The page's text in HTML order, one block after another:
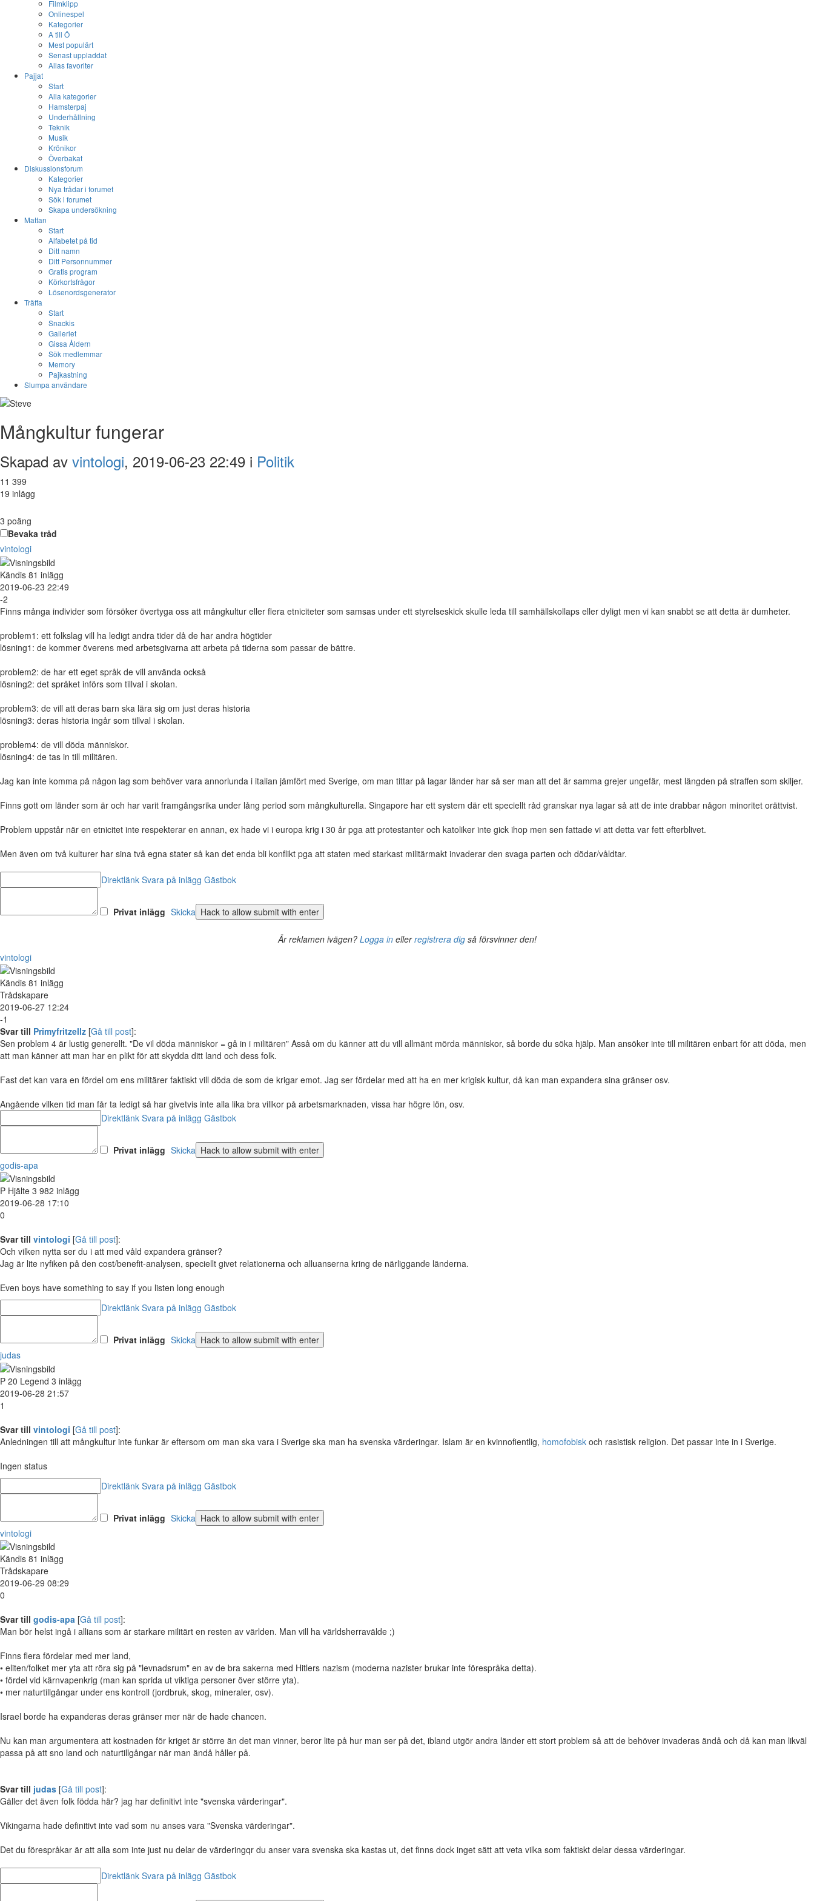
Filmklipp
Onlinespel
Kategorier
A till Ö
Mest populärt
Senast uppladdat
Allas favoriter
Pajjat
Start
Alla kategorier
Hamsterpaj
Underhållning
Teknik
Musik
Krönikor
Överbakat
Diskussionsforum
Kategorier
Nya trådar i forumet
Sök i forumet
Skapa undersökning
Mattan
Start
Alfabetet på tid
Ditt namn
Ditt Personnummer
Gratis program
Körkortsfrågor
Lösenordsgenerator
Träffa
Start
Snackis
Galleriet
Gissa Åldern
Sök medlemmar
Memory
Pajkastning
Slumpa användare
Mångkultur fungerar
Skapad av vintologi, 2019-06-23 22:49 i Politik
11 399
19 inlägg
3 poäng
Bevaka tråd
vintologi
Kändis 81 inlägg
2019-06-23 22:49
-2
Finns många individer som försöker övertyga oss att mångkultur eller flera etniciteter som samsas under ett styrelseskick skulle leda till samhällskollaps eller dyligt men vi kan snabbt se att detta är dumheter.
problem1: ett folkslag vill ha ledigt andra tider då de har andra högtider
lösning1: de kommer överens med arbetsgivarna att arbeta på tiderna som passar de bättre.
problem2: de har ett eget språk de vill använda också
lösning2: det språket införs som tillval i skolan.
problem3: de vill att deras barn ska lära sig om just deras historia
lösning3: deras historia ingår som tillval i skolan.
problem4: de vill döda människor.
lösning4: de tas in till militären.
Jag kan inte komma på någon lag som behöver vara annorlunda i italian jämfört med Sverige, om man tittar på lagar länder har så ser man att det är samma grejer ungefär, mest längden på straffen som skiljer.
Finns gott om länder som är och har varit framgångsrika under lång period som mångkulturella. Singapore har ett system där ett speciellt råd granskar nya lagar så att de inte drabbar någon minoritet orättvist.
Problem uppstår när en etnicitet inte respekterar en annan, ex hade vi i europa krig i 30 år pga att protestanter och katoliker inte gick ihop men sen fattade vi att detta var fett efterblivet.
Men även om två kulturer har sina två egna stater så kan det enda bli konflikt pga att staten med starkast militärmakt invaderar den svaga parten och dödar/våldtar.
Direktlänk Svara på inlägg Gästbok
Privat inlägg Skicka
Är reklamen ivägen? Logga inellerregistrera digså försvinner den!
vintologi
Kändis 81 inlägg
Trådskapare
2019-06-27 12:24
-1
Svar till Primyfritzellz [Gå till post]:
Sen problem 4 är lustig generellt. "De vil döda människor = gå in i militären" Asså om du känner att du vill allmänt mörda människor, så borde du söka hjälp. Man ansöker inte till militären enbart för att döda, men
att man känner att man har en plikt för att skydda ditt land och dess folk.
Fast det kan vara en fördel om ens militärer faktiskt vill döda de som de krigar emot. Jag ser fördelar med att ha en mer krigisk kultur, då kan man expandera sina gränser osv.
Angående vilken tid man får ta ledigt så har givetvis inte alla lika bra villkor på arbetsmarknaden, vissa har högre lön, osv.
Direktlänk Svara på inlägg Gästbok
Privat inlägg Skicka
godis-apa
P Hjälte 3 982 inlägg
2019-06-28 17:10
0
Svar till vintologi [Gå till post]:
Och vilken nytta ser du i att med våld expandera gränser?
Jag är lite nyfiken på den cost/benefit-analysen, speciellt givet relationerna och alluanserna kring de närliggande länderna.
Even boys have something to say if you listen long enough
Direktlänk Svara på inlägg Gästbok
Privat inlägg Skicka
judas
P 20 Legend 3 inlägg
2019-06-28 21:57
1
Svar till vintologi [Gå till post]:
Anledningen till att mångkultur inte funkar är eftersom om man ska vara i Sverige ska man ha svenska värderingar. Islam är en kvinnofientlig, homofobisk och rasistisk religion. Det passar inte in i Sverige.
Ingen status
Direktlänk Svara på inlägg Gästbok
Privat inlägg Skicka
vintologi
Kändis 81 inlägg
Trådskapare
2019-06-29 08:29
0
Svar till godis-apa [Gå till post]:
Man bör helst ingå i allians som är starkare militärt en resten av världen. Man vill ha världsherravälde ;)
Finns flera fördelar med mer land,
• eliten/folket mer yta att röra sig på "levnadsrum" en av de bra sakerna med Hitlers nazism (moderna nazister brukar inte förespråka detta).
• fördel vid kärnvapenkrig (man kan sprida ut viktiga personer över större yta).
• mer naturtillgångar under ens kontroll (jordbruk, skog, mineraler, osv).
Israel borde ha expanderas deras gränser mer när de hade chancen.
Nu kan man argumentera att kostnaden för kriget är större än det man vinner, beror lite på hur man ser på det, ibland utgör andra länder ett stort problem så att de behöver invaderas ändå och då kan man likväl
passa på att sno land och naturtillgångar när man ändå håller på.
Svar till judas [Gå till post]:
Gäller det även folk födda här? jag har definitivt inte "svenska värderingar".
Vikingarna hade definitivt inte vad som nu anses vara "Svenska värderingar".
Det du förespråkar är att alla som inte just nu delar de värderingqr du anser vara svenska ska kastas ut, det finns dock inget sätt att veta vilka som faktiskt delar dessa värderingar.
Direktlänk Svara på inlägg Gästbok